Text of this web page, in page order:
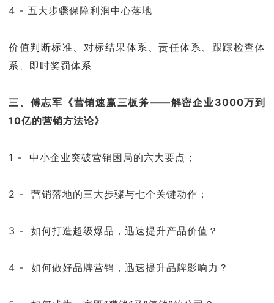
4 - 五大步骤保障利润中心落地
价值判断标准、对标结果体系、责任体系、跟踪检查体
系、即时奖罚体系
三、傅志军《营销速赢三板斧——解密企业3000万到
10亿的营销方法论》
1 - 中小企业突破营销困局的六大要点；
2 - 营销落地的三大步骤与七个关键动作；
3 - 如何打造超级爆品，迅速提升产品价值？
4 - 如何做好品牌营销，迅速提升品牌影响力？